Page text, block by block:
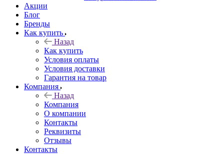
Акции
Блог
Бренды
Как купить
Назад
Как купить
Условия оплаты
Условия доставки
Гарантия на товар
Компания
Назад
Компания
О компании
Контакты
Реквизиты
Отзывы
Контакты